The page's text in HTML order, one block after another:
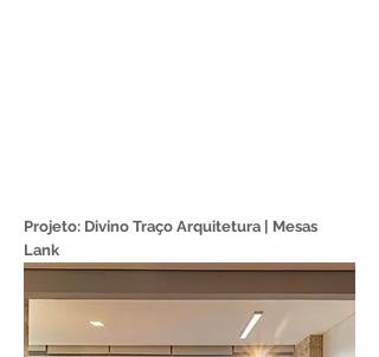
Projeto: Divino Traço Arquitetura | Mesas
Lank